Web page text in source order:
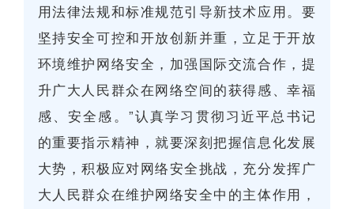
用法律法规和标准规范引导新技术应用。要
坚持安全可控和开放创新并重，立足于开放
环境维护网络安全，加强国际交流合作，提
升广大人民群众在网络空间的获得感、幸福
感、安全感。”认真学习贯彻习近平总书记
的重要指示精神，就要深刻把握信息化发展
大势，积极应对网络安全挑战，充分发挥广
大人民群众在维护网络安全中的主体作用，